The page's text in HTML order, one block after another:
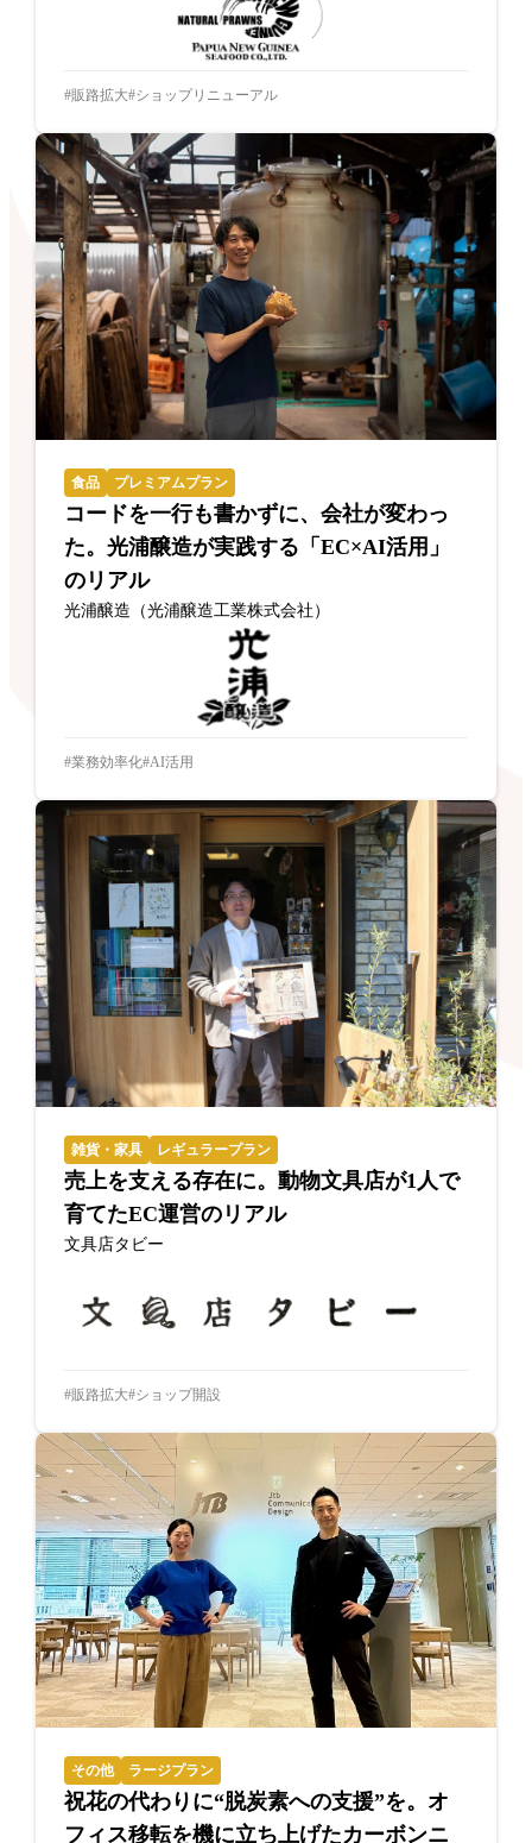
販路拡大 ショップリニューアル
食品 プレミアムプラン
コードを一行も書かずに、会社が変わっ
た。光浦醸造が実践する「EC×AI活用」
のリアル
光浦醸造（光浦醸造工業株式会社）
業務効率化 AI活用
雑貨・家具 レギュラープラン
売上を支える存在に。動物文具店が1人で
育てたEC運営のリアル
文具店タビー
販路拡大 ショップ開設
その他 ラージプラン
祝花の代わりに“脱炭素への支援”を。オ
フィス移転を機に立ち上げたカーボンニ